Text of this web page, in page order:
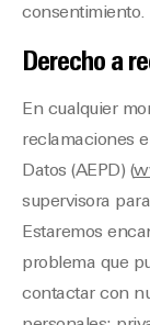
consentimiento.
Derecho a
En cualquier
reclamaciones
Datos (AEPD) (
supervisora
Estaremos
problema que
contactar con